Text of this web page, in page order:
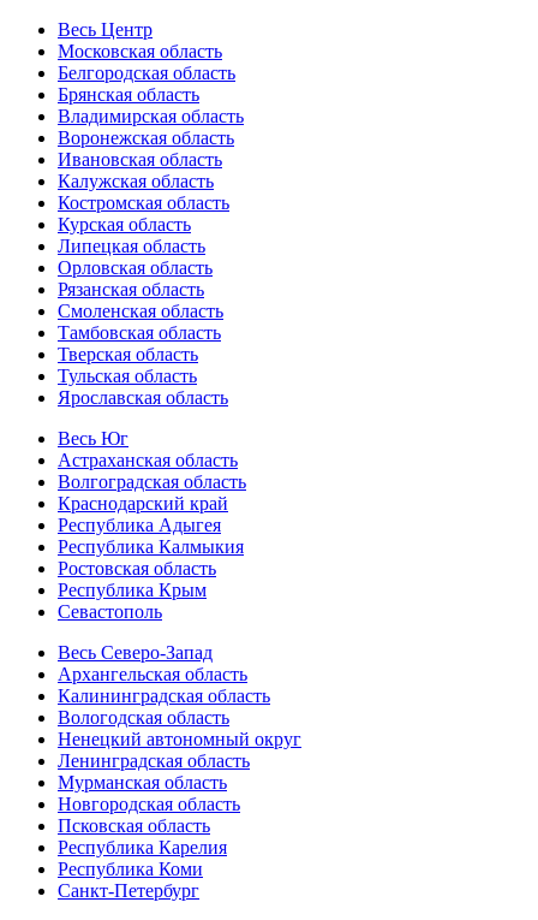
Весь Центр
Московская область
Белгородская область
Брянская область
Владимирская область
Воронежская область
Ивановская область
Калужская область
Костромская область
Курская область
Липецкая область
Орловская область
Рязанская область
Смоленская область
Тамбовская область
Тверская область
Тульская область
Ярославская область
Весь Юг
Астраханская область
Волгоградская область
Краснодарский край
Республика Адыгея
Республика Калмыкия
Ростовская область
Республика Крым
Севастополь
Весь Северо-Запад
Архангельская область
Калининградская область
Вологодская область
Ненецкий автономный округ
Ленинградская область
Мурманская область
Новгородская область
Псковская область
Республика Карелия
Республика Коми
Санкт-Петербург